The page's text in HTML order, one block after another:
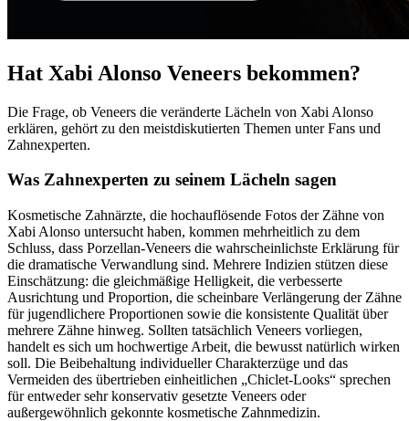
Hat Xabi Alonso Veneers bekommen?
Die Frage, ob Veneers die veränderte Lächeln von Xabi Alonso
erklären, gehört zu den meistdiskutierten Themen unter Fans und
Zahnexperten.
Was Zahnexperten zu seinem Lächeln sagen
Kosmetische Zahnärzte, die hochauflösende Fotos der Zähne von
Xabi Alonso untersucht haben, kommen mehrheitlich zu dem
Schluss, dass Porzellan-Veneers die wahrscheinlichste Erklärung für
die dramatische Verwandlung sind. Mehrere Indizien stützen diese
Einschätzung: die gleichmäßige Helligkeit, die verbesserte
Ausrichtung und Proportion, die scheinbare Verlängerung der Zähne
für jugendlichere Proportionen sowie die konsistente Qualität über
mehrere Zähne hinweg. Sollten tatsächlich Veneers vorliegen,
handelt es sich um hochwertige Arbeit, die bewusst natürlich wirken
soll. Die Beibehaltung individueller Charakterzüge und das
Vermeiden des übertrieben einheitlichen „Chiclet-Looks“ sprechen
für entweder sehr konservativ gesetzte Veneers oder
außergewöhnlich gekonnte kosmetische Zahnmedizin.